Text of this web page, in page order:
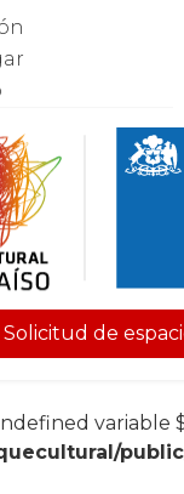
Solicitud de
variable